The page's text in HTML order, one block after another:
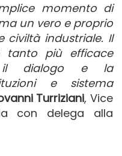
momento di
un vero e proprio
civiltà industriale. Il
tanto più efficace
il dialogo e la
e sistema
Turriziani, Vice
con delega alla